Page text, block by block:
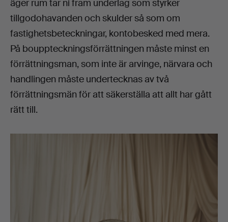
äger rum tar ni fram underlag som styrker
tillgodohavanden och skulder så som om
fastighetsbeteckningar, kontobesked med mera.
På bouppteckningsförrättningen måste minst en
förrättningsman, som inte är arvinge, närvara och
handlingen måste undertecknas av två
förrättningsmän för att säkerställa att allt har gått
rätt till.